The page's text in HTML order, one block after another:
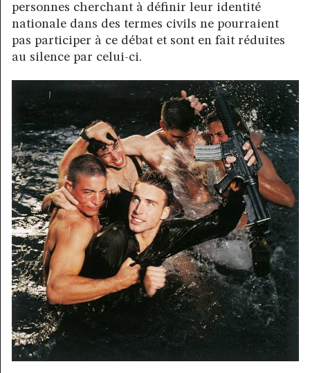
personnes cherchant à définir leur identité
nationale dans des termes civils ne pourraient
pas participer à ce débat et sont en fait réduites
au silence par celui-ci.